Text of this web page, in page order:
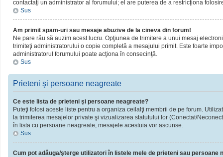
contactaţi un administrator al forumului; el are puterea de a restricţiona
Sus
Am primit spam-uri sau mesaje abuzive de la cineva din forum!
Ne pare rău să auzim acest lucru. Opţiunea de trimitere a unui mesaj
trimiteţi administratorului o copie completă a mesajului primit. Este foarte
administratorul forumului poate acţiona în consecinţă.
Sus
Prieteni şi persoane neagreate
Ce este lista de prieteni şi persoane neagreate?
Puteţi folosi aceste liste pentru a organiza ceilalţi membrii de pe forum.
la trimiterea mesajelor private şi vizualizarea statutului lor (Conectat/
în lista cu persoane neagreate, mesajele acestuia vor ascunse.
Sus
Cum pot adăuga/şterge utilizatori în listele mele de prieteni sau persoane